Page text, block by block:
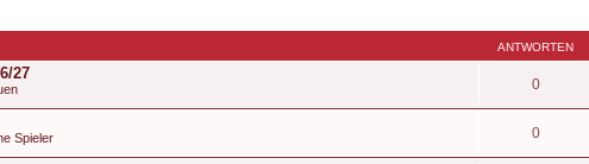
ANTWORTEN
27
0
Spieler 0